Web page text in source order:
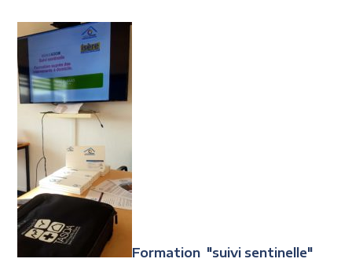
Formation "suivi sentinelle"